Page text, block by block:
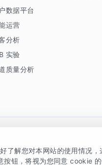
数据平台
运营
分析
实验
质量分析
限公司SDK相关说明 京ICP备
了解您对本网站的使用情况
按钮，将视为您同意 cookie 的